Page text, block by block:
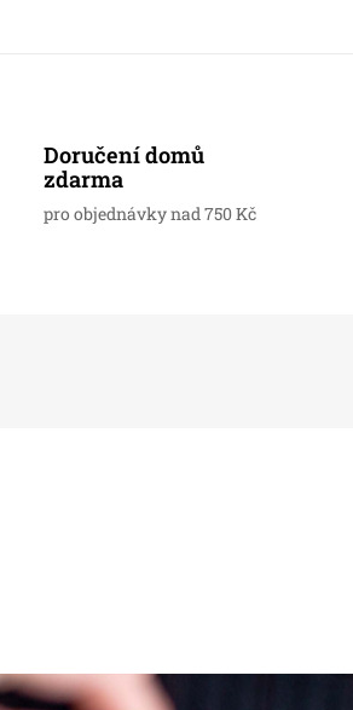
Doručení domů
zdarma
pro objednávky nad 750 Kč